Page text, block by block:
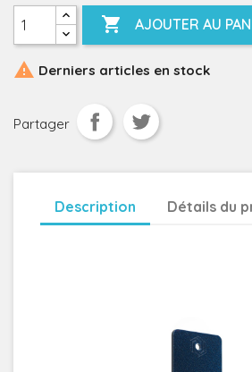
 AJOUTER AU
 Derniers articles en stock
Partager
Description Détails du